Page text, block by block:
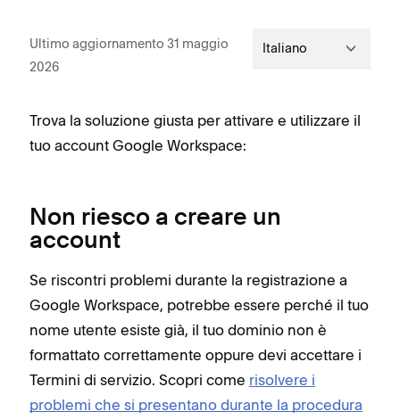
Ultimo aggiornamento 31 maggio
2026
Italiano
Trova la soluzione giusta per attivare e utilizzare il
tuo account Google Workspace:
Non riesco a creare un
account
Se riscontri problemi durante la registrazione a
Google Workspace, potrebbe essere perché il tuo
nome utente esiste già, il tuo dominio non è
formattato correttamente oppure devi accettare i
Termini di servizio. Scopri come risolvere i
problemi che si presentano durante la procedura